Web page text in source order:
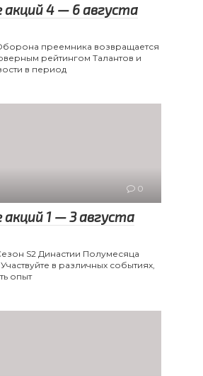
акций 4 — 6 августа
преемника возвращается
рейтингом Талантов и
в период
0
акций 1 — 3 августа
S2 Династии Полумесяца
в различных событиях,
опыт